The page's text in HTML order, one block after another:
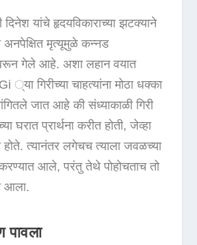
दिनेश यांचे हृदयविकाराच्या झटक्याने
अनपेक्षित मृत्यूमुळे कन्नड
गेले आहे. अशा लहान वयात
्या गिरीच्या चाहत्यांना मोठा धक्का
जात आहे की संध्याकाळी गिरी
घरात प्रार्थना करीत होती, जेव्हा
होते. त्यानंतर लगेचच त्याला जवळच्या
आले, परंतु तेथे पोहोचताच तो
आला.
पावला